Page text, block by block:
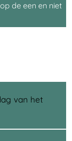
de een en niet
van het